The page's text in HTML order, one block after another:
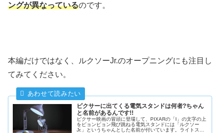
ングが異なっているのです。
本編だけではなく、ルクソーJr.のオープニングにも注目し
てみてください。
ピクサーに出てくる電気スタンドは何者?ちゃん
と名前があるんです!!
ピクサー映画の冒頭に登場して、PIXARの「I」の文字の上
をピョンピョン飛び跳ねる電気スタンドには「ルクソー
Jr.」というちゃんとした名前が付いています。ライトスタ